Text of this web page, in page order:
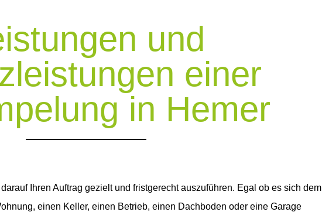
und
einer
in Hemer
Ihren Auftrag gezielt und fristgerecht auszuführen. Egal ob es sich dem
einen Keller, einen Betrieb, einen Dachboden oder eine Garage